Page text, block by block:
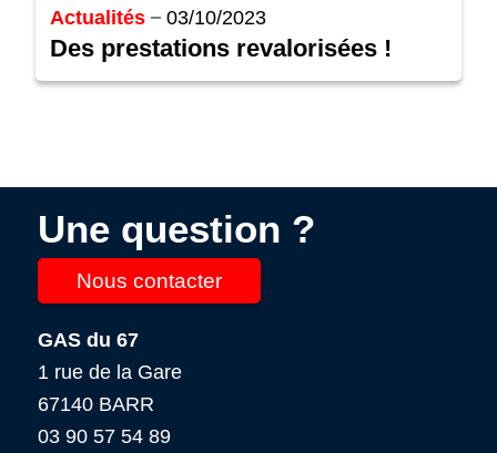
Actualités 03/10/2023
Des prestations revalorisées !
Une question ?
Nous contacter
GAS du 67
1 rue de la Gare
67140 BARR
03 90 57 54 89